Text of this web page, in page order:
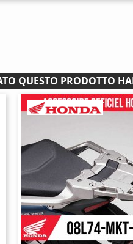
QUESTO PRODOTTO